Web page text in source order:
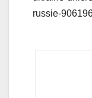
russie-